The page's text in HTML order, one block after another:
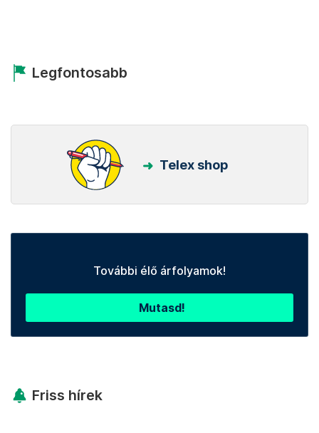
Legfontosabb
Telex shop
További élő árfolyamok!
Mutasd!
Friss hírek